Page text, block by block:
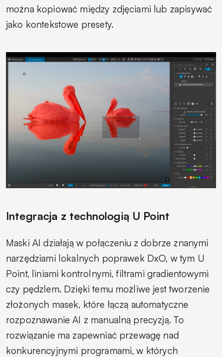
można kopiować między zdjęciami lub zapisywać
jako kontekstowe presety.
Integracja z technologią U Point
Maski AI działają w połączeniu z dobrze znanymi
narzędziami lokalnych poprawek DxO, w tym U
Point, liniami kontrolnymi, filtrami gradientowymi
czy pędzlem. Dzięki temu możliwe jest tworzenie
złożonych masek, które łączą automatyczne
rozpoznawanie AI z manualną precyzją. To
rozwiązanie ma zapewniać przewagę nad
konkurencyjnymi programami, w których